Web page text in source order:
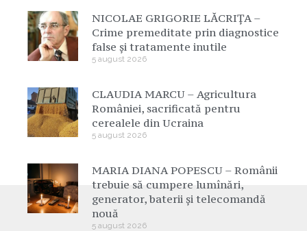
NICOLAE GRIGORIE LĂCRIȚA –
Crime premeditate prin diagnostice
false și tratamente inutile
5 august 2026
CLAUDIA MARCU – Agricultura
României, sacrificată pentru
cerealele din Ucraina
5 august 2026
MARIA DIANA POPESCU – Românii
trebuie să cumpere lumînări,
generator, baterii și telecomandă
nouă
5 august 2026